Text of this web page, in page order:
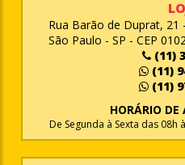
Rua Barão de Duprat, 21
São Paulo - SP - CEP
(11)
(11)
(11)
HORÁRIO
De Segunda à Sexta das 08h